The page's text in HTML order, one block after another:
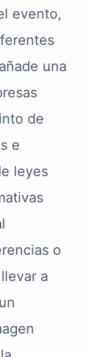
evento,
una
de
e
leyes
o
a